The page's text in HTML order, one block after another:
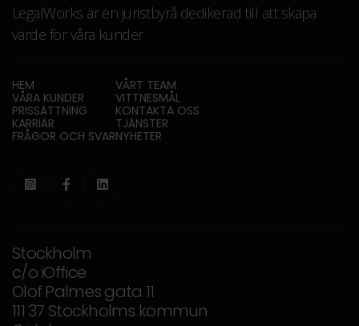
LegalWorks är en juristbyrå dedikerad till att skapa
värde för våra kunder
HEM
VÅRA KUNDER
PRISSÄTTNING
KARRIÄR
FRÅGOR OCH SVAR
VÅRT TEAM
VITTNESMÅL
KONTAKTA OSS
TJÄNSTER
NYHETER
  
Stockholm
c/o iOffice
Olof Palmes gata 11
111 37 Stockholms kommun